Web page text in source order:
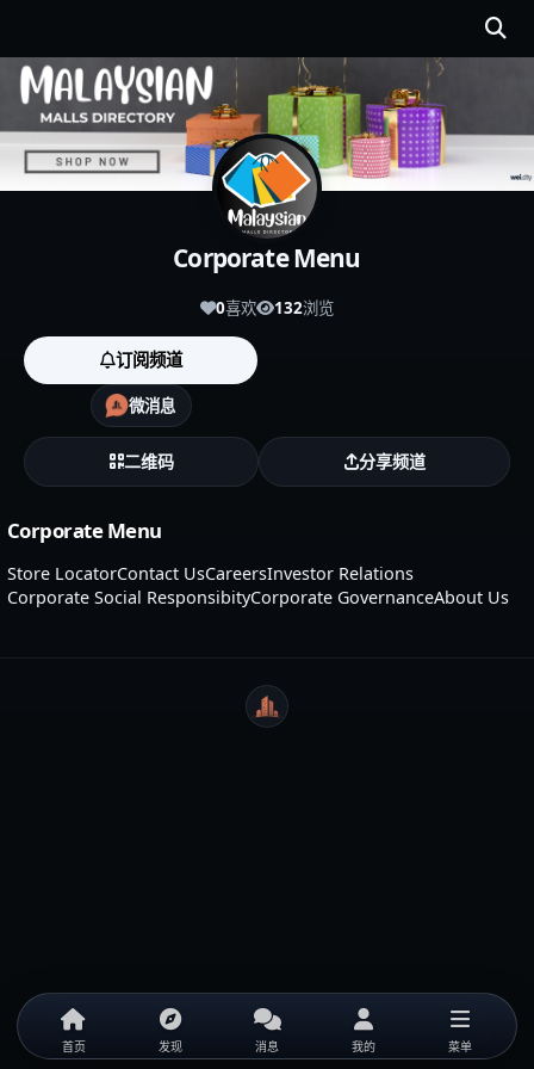
Corporate Menu
0喜欢 132浏览
订阅频道
微消息
二维码 分享频道
Corporate Menu
Store LocatorContact UsCareersInvestor Relations
Corporate Social ResponsibityCorporate GovernanceAbout Us
WeiCity
首页 发现 消息 我的 菜单